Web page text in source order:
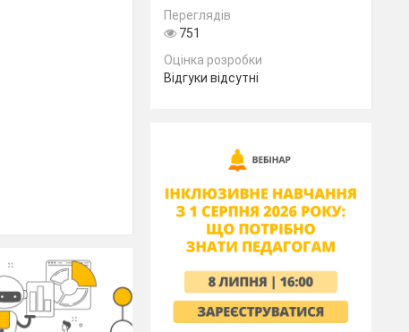
Переглядів
751
Оцінка розробки
Відгуки відсутні